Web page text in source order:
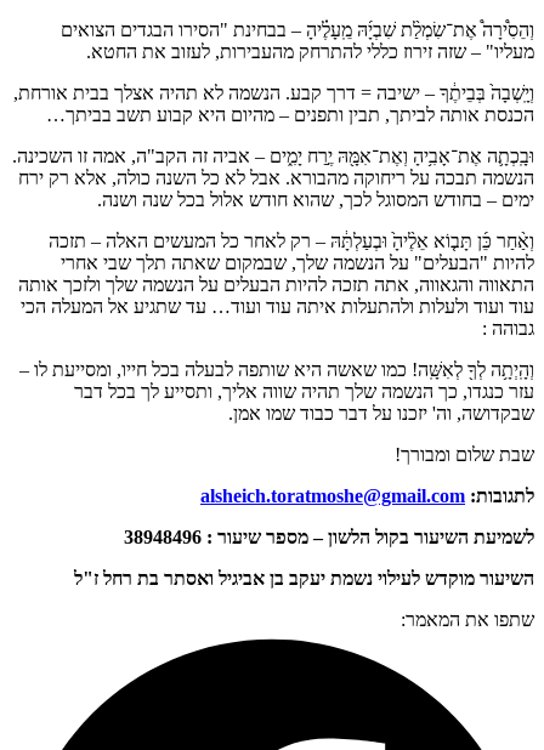
וְהֵסִ֩ירָה֩ אֶת־שִׂמְלַ֨ת שִׁבְיָ֜הּ מֵֽעָלֶ֗יהָ – בבחינת "הסירו הבגדים הצואים
מעליו" – שזה זירוז כללי להתרחק מהעבירות, לעזוב את החטא.
וְיָֽשְׁבָה֙ בְּבֵיתֶ֔ךָ – ישיבה = דרך קבע. הנשמה לא תהיה אצלך בבית אורחת,
הכנסת אותה לביתך, תבין ותפנים – מהיום היא קבוע תשב בביתך…
וּבָֽכְתָ֛ה אֶת־אָבִ֥יהָ וְאֶת־אִמָּ֖הּ יֶ֣רַח יָמִ֑ים – אביה זה הקב"ה, אמה זו השכינה.
הנשמה תבכה על ריחוקה מהבורא. אבל לא כל השנה כולה, אלא רק ירח
ימים – בחודש המסוגל לכך, שהוא חודש אלול בכל שנה ושנה.
וְאַ֨חַר כֵּ֜ן תָּב֤וֹא אֵלֶ֨יהָ֙ וּבְעַלְתָּ֔הּ – רק לאחר כל המעשים האלה – תזכה
להיות "הבעלים" על הנשמה שלך, שבמקום שאתה תלך שבי אחרי
התאווה והגאווה, אתה תזכה להיות הבעלים על הנשמה שלך ולזכך אותה
עוד ועוד ולעלות ולהתעלות איתה עוד ועוד… עד שתגיע אל המעלה הכי
גבוהה :
וְהָֽיְתָ֥ה לְךָ֖ לְאִשָּֽׁה! כמו שאשה היא שותפה לבעלה בכל חייו, ומסייעת לו –
עזר כנגדו, כך הנשמה שלך תהיה שווה אליך, ותסייע לך בכל דבר
שבקדושה, וה' יזכנו על דבר כבוד שמו אמן.
שבת שלום ומבורך!
לתגובות: alsheich.toratmoshe@gmail.com
לשמיעת השיעור בקול הלשון – מספר שיעור : 38948496
השיעור מוקדש לעילוי נשמת יעקב בן אביגיל ואסתר בת רחל ז"ל
שתפו את המאמר: